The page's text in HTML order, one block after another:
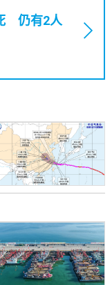
仍有2人